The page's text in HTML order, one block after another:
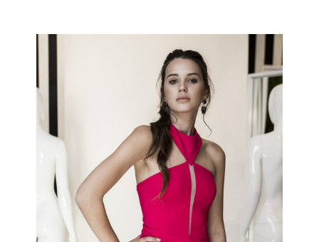
DETAILS